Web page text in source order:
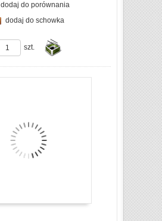
dodaj do porównania
dodaj do schowka
szt.